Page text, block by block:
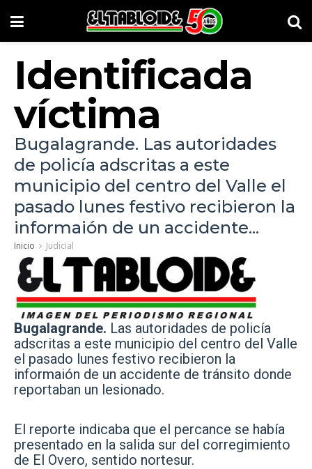
Identificada
víctima
Bugalagrande. Las autoridades
de policía adscritas a este
municipio del centro del Valle el
pasado lunes festivo recibieron la
informaión de un accidente...
Inicio Judicial
Bugalagrande. Las autoridades de policía
adscritas a este municipio del centro del Valle
el pasado lunes festivo recibieron la
informaión de un accidente de tránsito donde
reportaban un lesionado.
El reporte indicaba que el percance se había
presentado en la salida sur del corregimiento
de El Overo, sentido nortesur.